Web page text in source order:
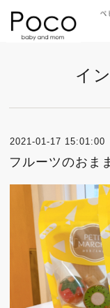
イ
2021-01-17 15:01:00
フルーツのおま